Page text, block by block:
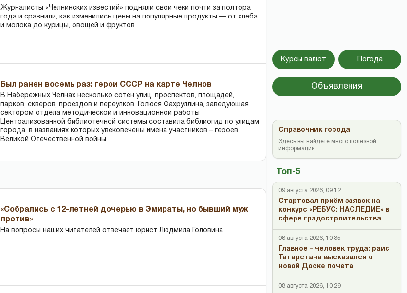
Журналисты «Челнинских известий» подняли свои чеки почти за полтора
года и сравнили, как изменились цены на популярные продукты — от хлеба
и молока до курицы, овощей и фруктов
Был ранен восемь раз: герои СССР на карте Челнов
В Набережных Челнах несколько сотен улиц, проспектов, площадей,
парков, скверов, проездов и переулков. Голюся Фахруллина, заведующая
сектором отдела методической и инновационной работы
Централизованной библиотечной системы составила библиогид по улицам
города, в названиях которых увековечены имена участников – героев
Великой Отечественной войны
«Собрались с 12-летней дочерью в Эмираты, но бывший муж
против»
На вопросы наших читателей отвечает юрист Людмила Головина
Курсы валют Погода
Объявления
Топ-5
09 августа 2026, 09:12
Стартовал приём заявок на
конкурс «РЕБУС: НАСЛЕДИЕ» в
сфере градостроительства
08 августа 2026, 10:35
Главное – человек труда: раис
Татарстана высказался о
новой Доске почета
08 августа 2026, 10:29
Справочник города
Здесь вы найдете много полезной
информации